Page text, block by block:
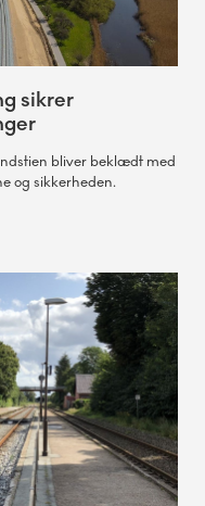
sikrer
bliver beklædt med
og sikkerheden.